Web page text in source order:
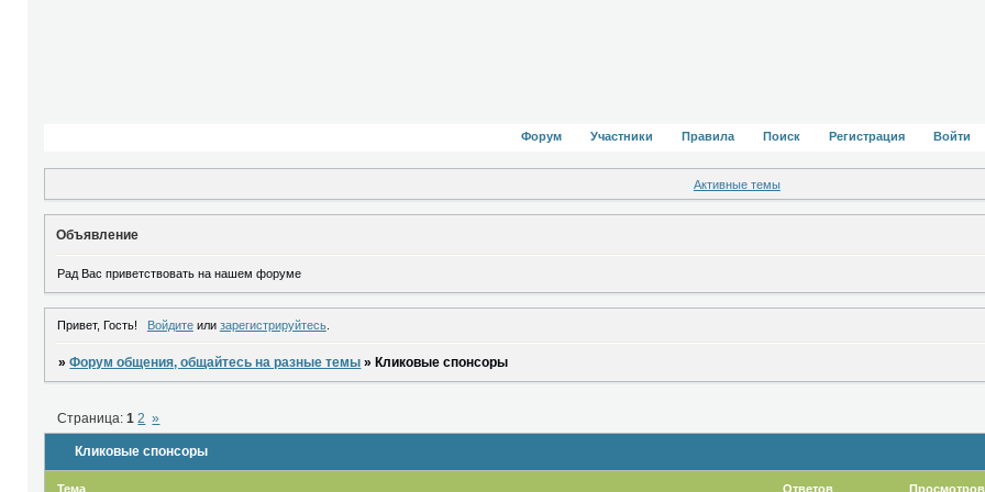
Форум Участники Правила Поиск Регистрация Войти
Активные темы
Объявление
Рад Вас приветствовать на нашем форуме
Привет, Гость! Войдитеили зарегистрируйтесь.
»Форум общения, общайтесь на разные темы »Кликовые спонсоры
Кликовые спонсоры
Страница:1 2 »
Тема Ответов Просмотров